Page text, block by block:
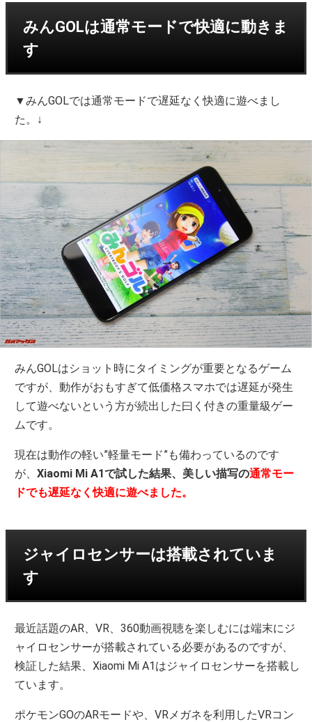
みんGOLは通常モードで快適に動きま
す
▼みんGOLでは通常モードで遅延なく快適に遊べまし
た。↓
みんGOLはショット時にタイミングが重要となるゲーム
ですが、動作がおもすぎて低価格スマホでは遅延が発生
して遊べないという方が続出した曰く付きの重量級ゲー
ムです。
現在は動作の軽い”軽量モード”も備わっているのです
が、Xiaomi Mi A1で試した結果、美しい描写の通常モー
ドでも遅延なく快適に遊べました。
ジャイロセンサーは搭載されていま
す
最近話題のAR、VR、360動画視聴を楽しむには端末にジ
ャイロセンサーが搭載されている必要があるのですが、
検証した結果、Xiaomi Mi A1はジャイロセンサーを搭載し
ています。
ポケモンGOのARモードや、VRメガネを利用したVRコン